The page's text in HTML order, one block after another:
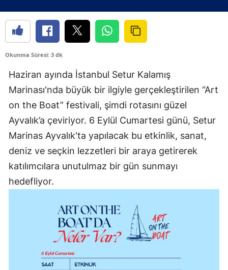
Okunma Süresi: 3 dk
Haziran ayında İstanbul Setur Kalamış
Marinası'nda büyük bir ilgiyle gerçekleştirilen “Art
on the Boat” festivali, şimdi rotasını güzel
Ayvalık’a çeviriyor. 6 Eylül Cumartesi günü, Setur
Marinas Ayvalık'ta yapılacak bu etkinlik, sanat,
deniz ve seçkin lezzetleri bir araya getirerek
katılımcılara unutulmaz bir gün sunmayı
hedefliyor.